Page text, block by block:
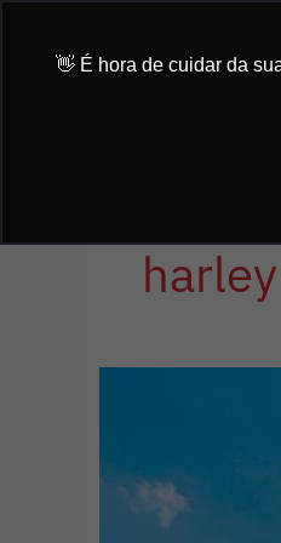
👋 É hora de cuidar da
estrada